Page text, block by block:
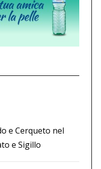
e Cerqueto nel
e Sigillo